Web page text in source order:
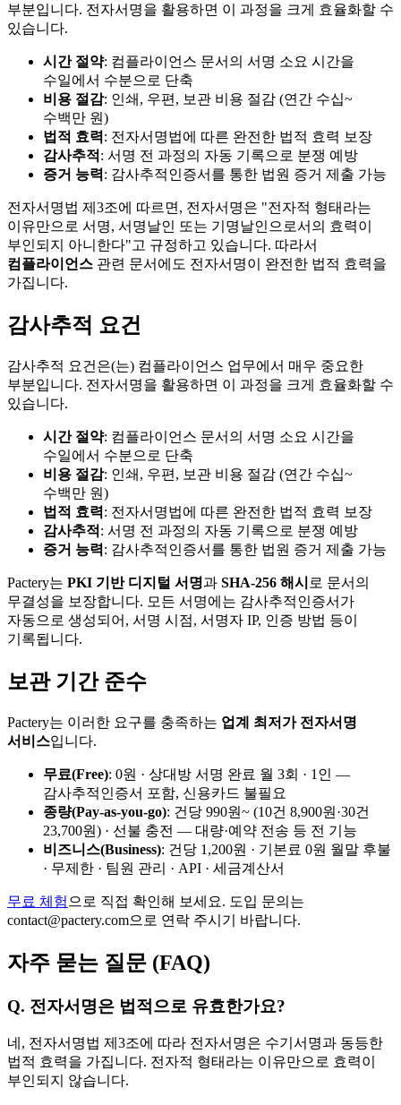
부분입니다. 전자서명을 활용하면 이 과정을 크게 효율화할 수
있습니다.
시간 절약: 컴플라이언스 문서의 서명 소요 시간을
수일에서 수분으로 단축
비용 절감: 인쇄, 우편, 보관 비용 절감 (연간 수십~
수백만 원)
법적 효력: 전자서명법에 따른 완전한 법적 효력 보장
감사추적 : 서명 전 과정의 자동 기록으로 분쟁 예방
증거 능력: 감사추적인증서를 통한 법원 증거 제출 가능
전자서명법 제3조에 따르면, 전자서명은 "전자적 형태라는
이유만으로 서명, 서명날인 또는 기명날인으로서의 효력이
부인되지 아니한다"고 규정하고 있습니다. 따라서
컴플라이언스 관련 문서에도 전자서명이 완전한 법적 효력을
가집니다.
감사추적 요건
감사추적 요건은(는) 컴플라이언스 업무에서 매우 중요한
부분입니다. 전자서명을 활용하면 이 과정을 크게 효율화할 수
있습니다.
시간 절약: 컴플라이언스 문서의 서명 소요 시간을
수일에서 수분으로 단축
비용 절감: 인쇄, 우편, 보관 비용 절감 (연간 수십~
수백만 원)
법적 효력: 전자서명법에 따른 완전한 법적 효력 보장
감사추적 : 서명 전 과정의 자동 기록으로 분쟁 예방
증거 능력: 감사추적인증서를 통한 법원 증거 제출 가능
Pactery는 PKI 기반 디지털 서명과 SHA-256 해시 로 문서의
무결성을 보장합니다. 모든 서명에는 감사추적인증서가
자동으로 생성되어, 서명 시점, 서명자 IP, 인증 방법 등이
기록됩니다.
보관 기간 준수
Pactery는 이러한 요구를 충족하는 업계 최저가 전자서명
서비스입니다.
무료(Free): 0원 · 상대방 서명 완료 월 3회 · 1인 —
감사추적인증서 포함, 신용카드 불필요
종량(Pay-as-you-go): 건당 990원~ (10건 8,900원·30건
23,700원) · 선불 충전 — 대량·예약 전송 등 전 기능
비즈니스(Business): 건당 1,200원 · 기본료 0원 월말 후불
· 무제한 · 팀원 관리 · API · 세금계산서
무료 체험 으로 직접 확인해 보세요. 도입 문의는
contact@pactery.com으로 연락 주시기 바랍니다.
자주 묻는 질문 (FAQ)
Q. 전자서명은 법적으로 유효한가요?
네, 전자서명법 제3조에 따라 전자서명은 수기서명과 동등한
법적 효력을 가집니다. 전자적 형태라는 이유만으로 효력이
부인되지 않습니다.